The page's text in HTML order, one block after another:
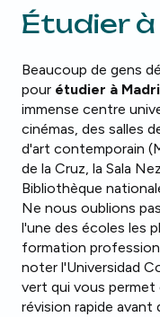
Étudier
Beaucoup de gens
pour étudier à
immense centre
cinémas, des salles
d'art contemporain
de la Cruz, la Sala
Bibliothèque
Ne nous oublions
l'une des écoles les
formation
noter l'Universidad
vert qui vous permet
révision rapide avant